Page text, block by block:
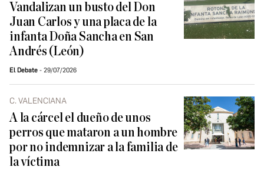
Vandalizan un busto del Don
Juan Carlos y una placa de la
infanta Doña Sancha en San
Andrés (León)
El Debate 29/07/2026
C. VALENCIANA
A la cárcel el dueño de unos
perros que mataron a un hombre
por no indemnizar a la familia de
la víctima